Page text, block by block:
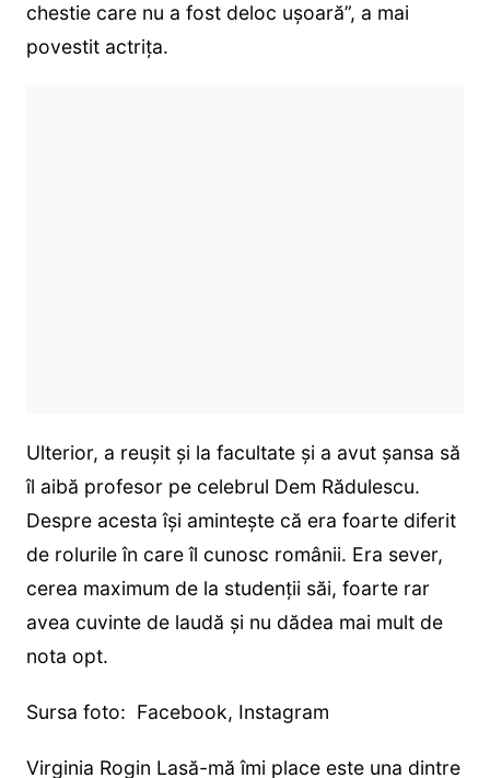
chestie care nu a fost deloc ușoară”, a mai
povestit actrița.
Ulterior, a reușit și la facultate și a avut șansa să
îl aibă profesor pe celebrul Dem Rădulescu.
Despre acesta își amintește că era foarte diferit
de rolurile în care îl cunosc românii. Era sever,
cerea maximum de la studenții săi, foarte rar
avea cuvinte de laudă și nu dădea mai mult de
nota opt.
Sursa foto: Facebook, Instagram
Virginia Rogin Lasă-mă îmi place este una dintre